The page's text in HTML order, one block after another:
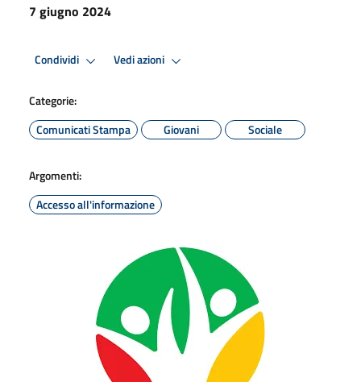
7 giugno 2024
Condividi Vedi azioni
Categorie:
Comunicati Stampa
Giovani Sociale
Argomenti:
Accesso all'informazione